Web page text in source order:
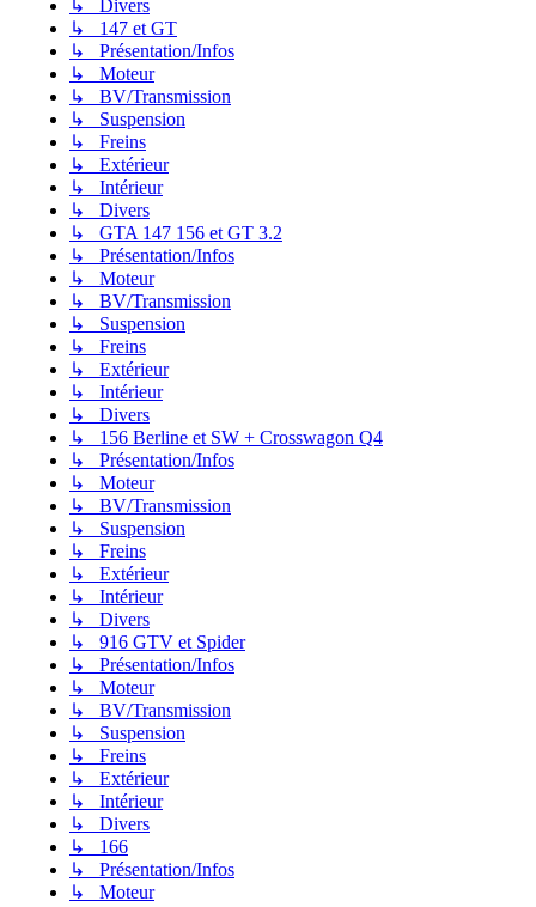
↳ Divers
↳ 147 et GT
↳ Présentation/Infos
↳ Moteur
↳ BV/Transmission
↳ Suspension
↳ Freins
↳ Extérieur
↳ Intérieur
↳ Divers
↳ GTA 147 156 et GT 3.2
↳ Présentation/Infos
↳ Moteur
↳ BV/Transmission
↳ Suspension
↳ Freins
↳ Extérieur
↳ Intérieur
↳ Divers
↳ 156 Berline et SW + Crosswagon Q4
↳ Présentation/Infos
↳ Moteur
↳ BV/Transmission
↳ Suspension
↳ Freins
↳ Extérieur
↳ Intérieur
↳ Divers
↳ 916 GTV et Spider
↳ Présentation/Infos
↳ Moteur
↳ BV/Transmission
↳ Suspension
↳ Freins
↳ Extérieur
↳ Intérieur
↳ Divers
↳ 166
↳ Présentation/Infos
↳ Moteur